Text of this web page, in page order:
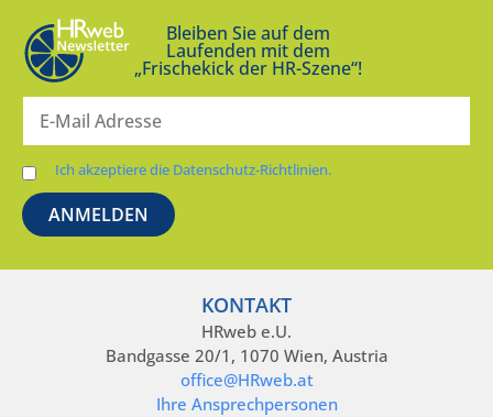
Bleiben Sie auf dem
Laufenden mit dem
„Frischekick der HR-Szene“!
Ich akzeptiere die Datenschutz-Richtlinien.
KONTAKT
HRweb e.U.
Bandgasse 20/1, 1070 Wien, Austria
office@HRweb.at
Ihre Ansprechpersonen